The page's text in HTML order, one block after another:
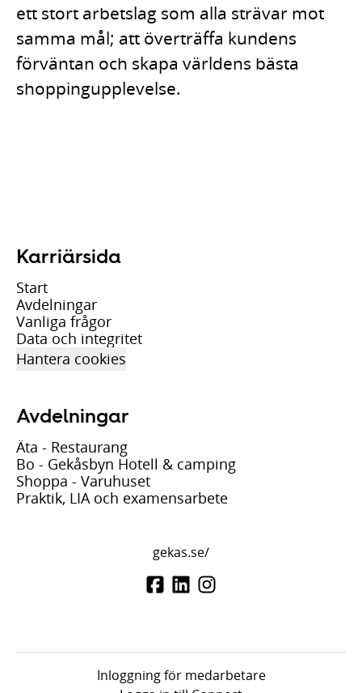
ett stort arbetslag som alla strävar mot
samma mål; att överträffa kundens
förväntan och skapa världens bästa
shoppingupplevelse.
Karriärsida
Start
Avdelningar
Vanliga frågor
Data och integritet
Hantera cookies
Avdelningar
Äta - Restaurang
Bo - Gekåsbyn Hotell & camping
Shoppa - Varuhuset
Praktik, LIA och examensarbete
gekas.se/
Inloggning för medarbetare